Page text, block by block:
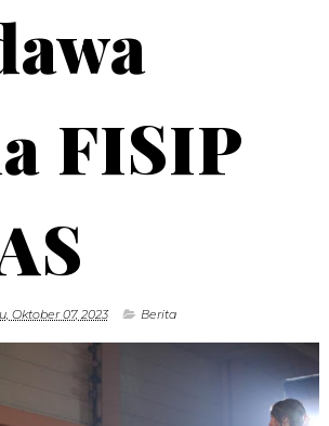
FISIP
Oktober 07, 2023 Berita